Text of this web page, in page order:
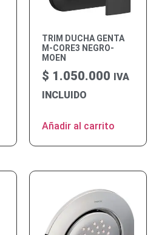
TRIM DUCHA GENTA
M-CORE3 NEGRO-
MOEN
$ 1.050.000 IVA
INCLUIDO
Añadir al carrito